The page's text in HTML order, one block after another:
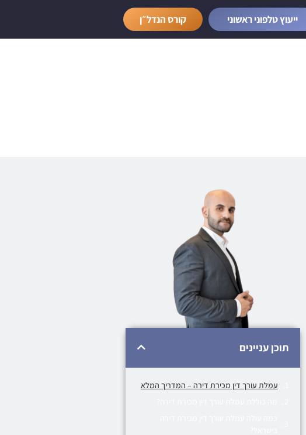
ייעוץ טלפוני ראשוני קורס הנדל״ן
תוכן עניינים
עמלת עורך דין מכירת דירה – המדריך המלא